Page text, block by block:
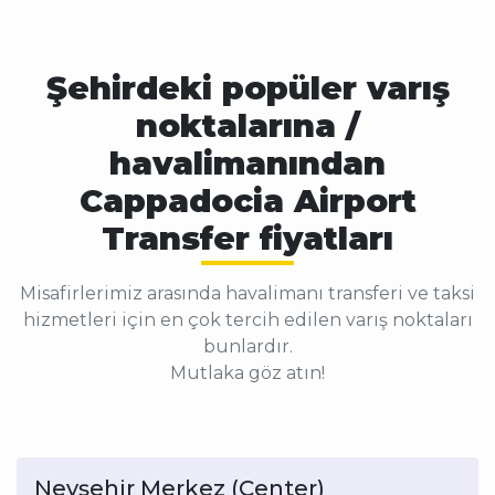
Şehirdeki popüler varış
noktalarına /
havalimanından
Cappadocia Airport
Transfer fiyatları
Misafirlerimiz arasında havalimanı transferi ve taksi
hizmetleri için en çok tercih edilen varış noktaları
bunlardır.
Mutlaka göz atın!
Nevşehir Merkez (Center)